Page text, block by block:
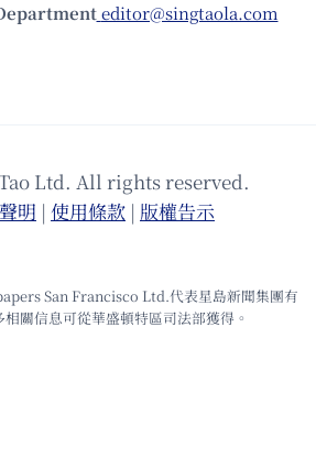
editor@singtaola.com
Ltd. All rights reserved.
明 | 使⽤條款 | 版權告⽰
San Francisco Ltd.代表星島新聞集團有
關信息可從華盛頓特區司法部獲得。